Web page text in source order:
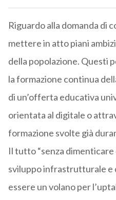
Riguardo alla domanda di
mettere in atto piani
della popolazione. Questi
la formazione continua
di un’offerta educativa
orientata al digitale o
formazione svolte già
Il tutto “senza dimenticare
sviluppo infrastrutturale e
essere un volano per